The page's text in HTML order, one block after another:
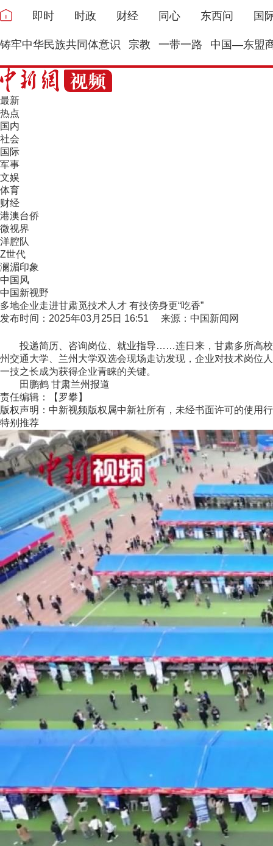
即时 时政 财经 同心 东西问 国
铸牢中华民族共同体意识 宗教 一带一路 中国—东盟
最新
热点
国内
社会
国际
军事
文娱
体育
财经
港澳台侨
微视界
洋腔队
Z世代
澜湄印象
中国风
中国新视野
多地企业走进甘肃觅技术人才 有技傍身更“吃香”
发布时间：2025年03月25日 16:51 来源：中国新闻网
投递简历、咨询岗位、就业指导……连日来，甘肃多所高校
州交通大学、兰州大学双选会现场走访发现，企业对技术岗位
一技之长成为获得企业青睐的关键。
田鹏鹤 甘肃兰州报道
责任编辑：【罗攀】
版权声明：中新视频版权属中新社所有，未经书面许可的使用
特别推荐